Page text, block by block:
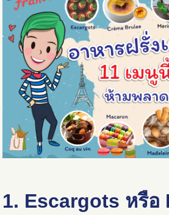
1. Escargots หรือ